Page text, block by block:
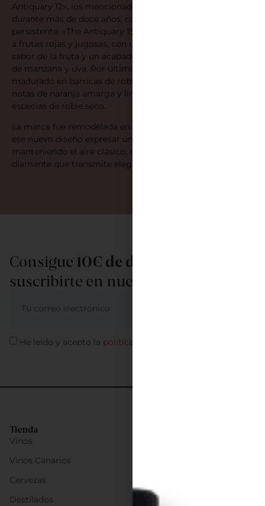
Antiquary 12», los mencionados whiskies son madurados
durante más de doce años, con un acabado suave y
persistente. «The Antiquary 15» se caracteriza por el aroma
a frutas rojas y jugosas, con un paladar inundado del
sabor de la fruta y un acabado con sabores prolongados
de manzana y uva. Por último, «The Antiquary 21» es
madurado en barricas de roble durante 21 años y presenta
notas de naranja amarga y limón, así como un acabado en
especias de roble seco.
La marca fue remodelada en el año 2015, buscándose con
ese nuevo diseño expresar un estilo moderno
manteniendo el aire clásico, con una botella en forma de
diamante que transmite elegancia y sofisticación.
Tienda
Vinos
Vinos Canarios
Cervezas
Destilados
Consigue 10€ de descuento
suscribirte en nuestra newsletter
He leído y acepto la política de privacidad